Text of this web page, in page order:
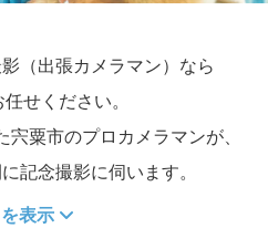
（出張カメラマン）なら
せください。
粟市のプロカメラマンが、
記念撮影に伺います。
表示